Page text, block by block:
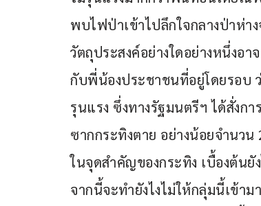
พบไฟป่าเข้าไปลึกใจกลางป่าห่
วัตถุประสงค์อย่างใดอย่างหนึ่งอา
กับพี่น้องประชาชนที่อยู่โดยรอบ
รุนแรง ซึ่งทางรัฐมนตรีฯ ได้สั่งก
ซากกระทิงตาย อย่างน้อยจำนว
ในจุดสำคัญของกระทิง เบื้องต้นยั
จากนี้จะทำยังไงไม่ให้กลุ่มนี้เข้า